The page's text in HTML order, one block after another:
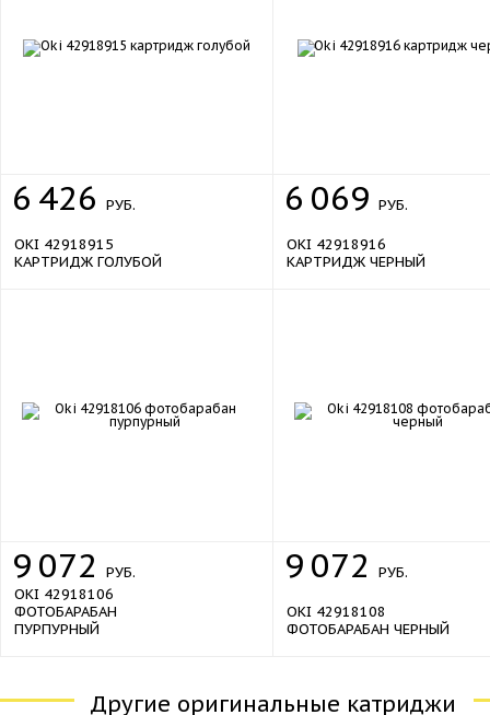
6 426 РУБ.
OKI 42918915
КАРТРИДЖ ГОЛУБОЙ
6 069 РУБ.
OKI 42918916
КАРТРИДЖ ЧЕРНЫЙ
9 072
РУБ.
OKI 42918106
ФОТОБАРАБАН
ПУРПУРНЫЙ
9 072 РУБ.
OKI 42918108
ФОТОБАРАБАН ЧЕРНЫЙ
Другие оригинальные катриджи